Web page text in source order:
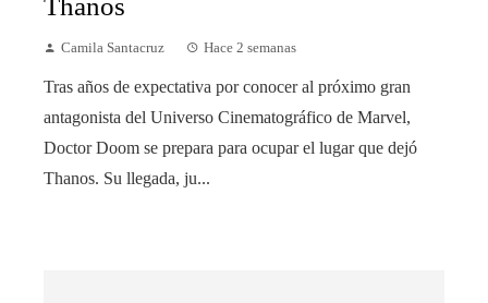
Thanos
Camila Santacruz Hace 2 semanas
Tras años de expectativa por conocer al próximo gran
antagonista del Universo Cinematográfico de Marvel,
Doctor Doom se prepara para ocupar el lugar que dejó
Thanos. Su llegada, ju...